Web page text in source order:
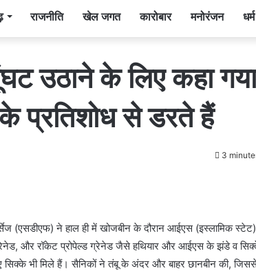
राजनीति खेल जगत कारोबार मनोरंजन
उठाने के लिए कहा
प्रतिशोध से डरते हैं
3
(एसडीएफ) ने हाल ही में खोजबीन के दौरान आईएस (इस्लामिक
और रॉकेट प्रोपेल्ड ग्रेनेड जैसे हथियार और आईएस के झंडे व
भी मिले हैं। सैनिकों ने तंबू के अंदर और बाहर छानबीन की,